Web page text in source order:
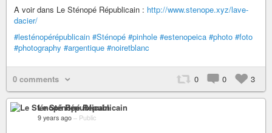
A voir dans Le Sténopé Républicain : http://www.stenope.xyz/lave-
dacier/
#lesténopérépublicain #Sténopé #pinhole #estenopeica #photo #foto
#photography #argentique #noiretblanc
0 comments 0 0 3
Le Sténopé Républicain
9 years ago – Public